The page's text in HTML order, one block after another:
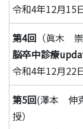
令和4年12月15
第4回 （眞木
脳卒中診療
令和4年12月22
第5回(澤本 伸
授）